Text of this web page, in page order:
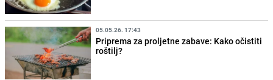
05.05.26. 17:43
Priprema za proljetne zabave: Kako očistiti
roštilj?